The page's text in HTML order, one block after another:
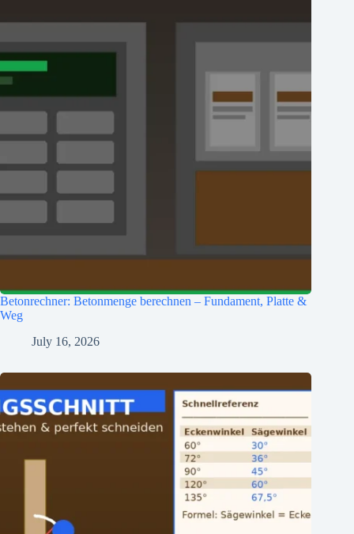
Betonrechner: Betonmenge berechnen – Fundament, Platte &
Weg
July 16, 2026